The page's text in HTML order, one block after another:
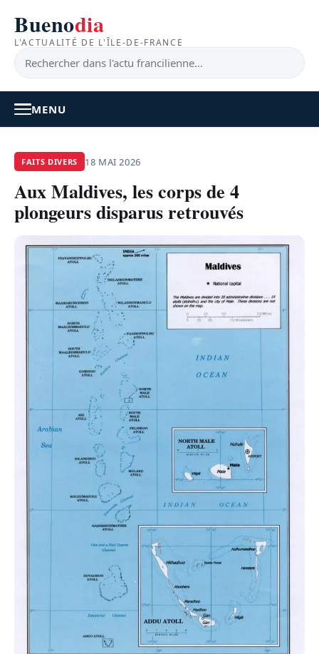
Buenodia
L'ACTUALITÉ DE L'ÎLE-DE-FRANCE
MENU
ACTUALITÉ
BONS PLANS
FEEL GOOD
FAITS DIVERS
POLITIQUE
FAITS DIVERS 18 MAI 2026
Aux Maldives, les corps de 4
plongeurs disparus retrouvés